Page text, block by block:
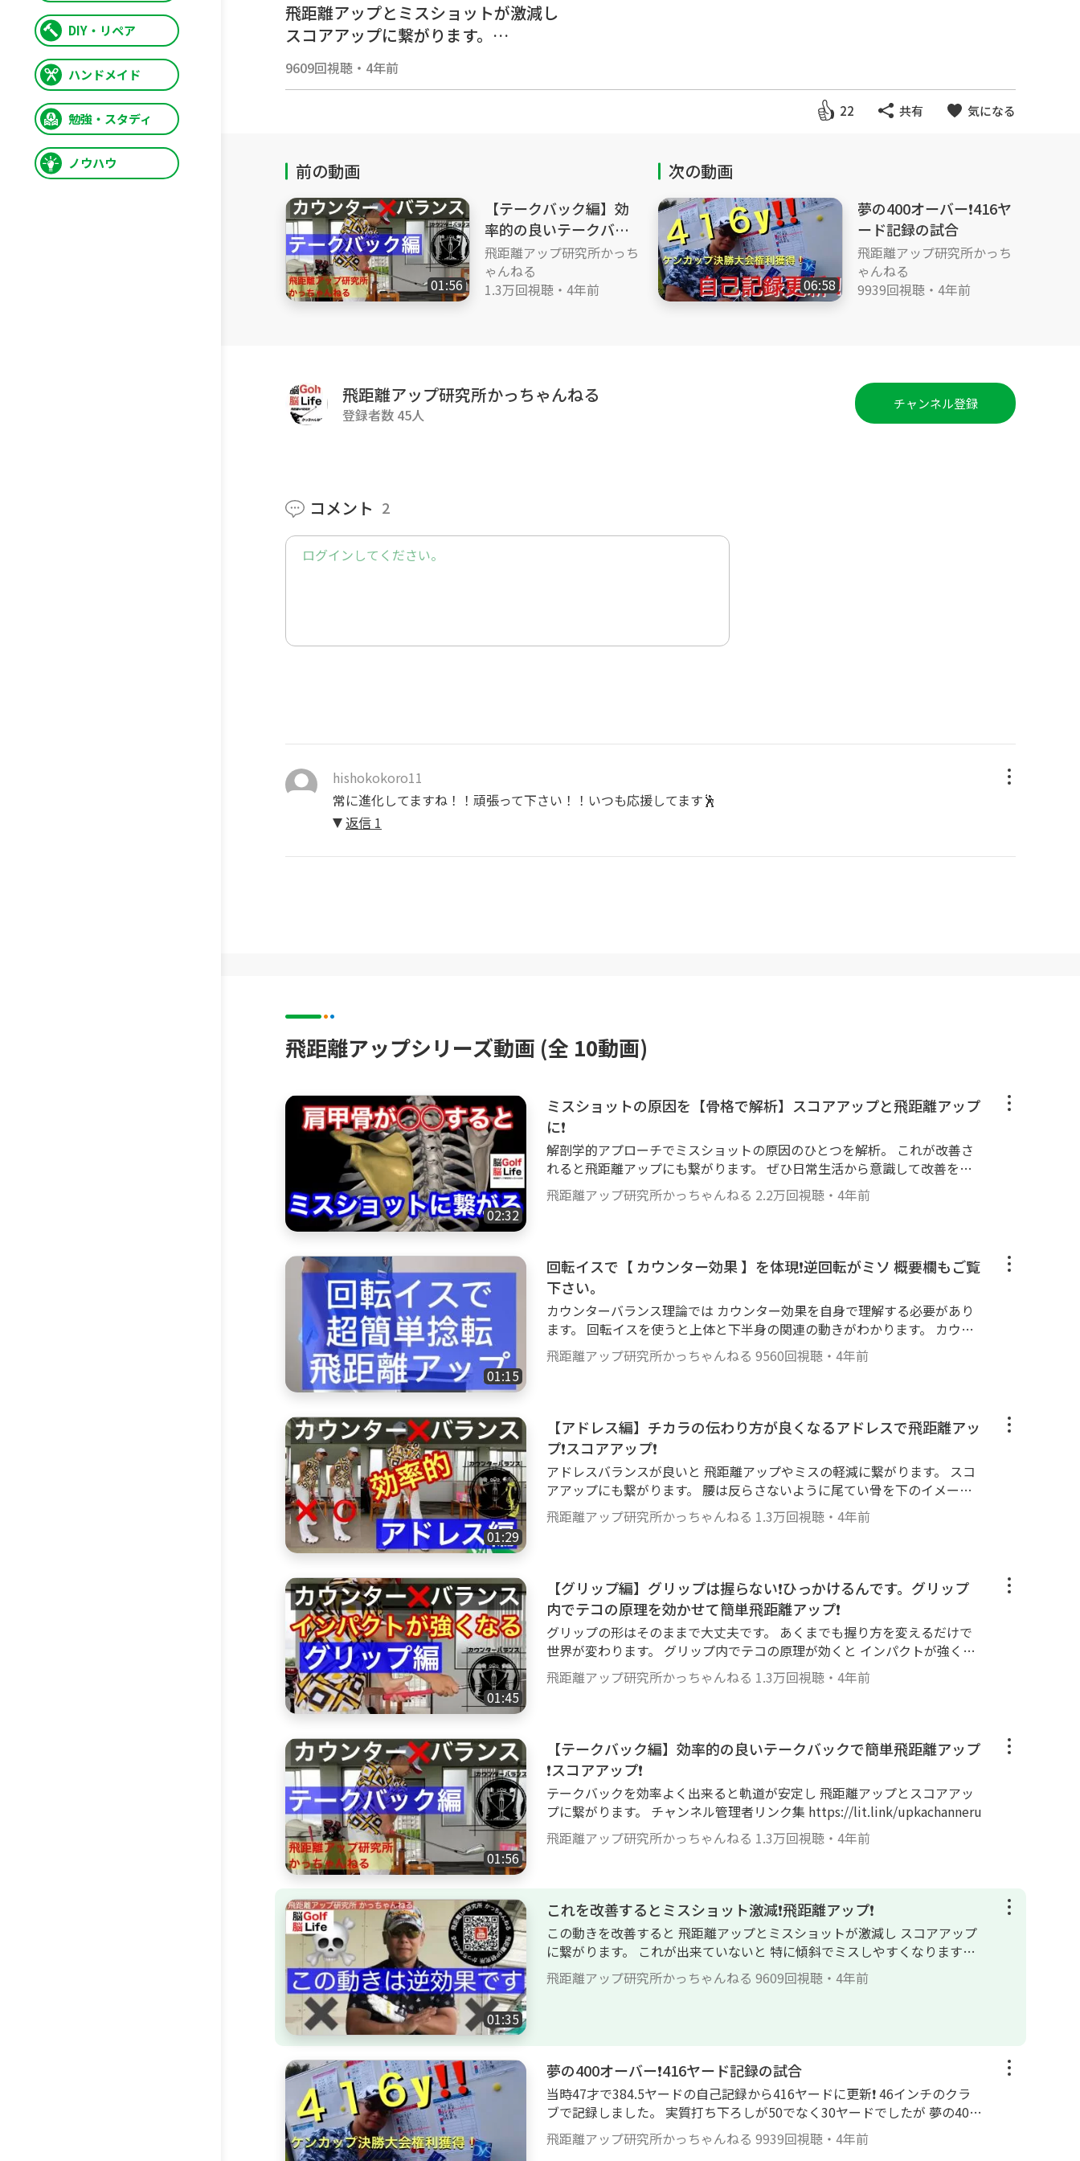
DIY・リペア
ハンドメイド
勉強・スタディ
ノウハウ
飛距離アップとミスショットが激減し
スコアアップに繋がります。
これが出来ていないと
特に傾斜でミスしやすくなります。
9609回視聴 ・ 4年前
22 共有 気になる
前の動画
01:56
【テークバック編】効
率的の良いテークバッ
クで簡単飛距離アップ❗️
スコアアップ❗️
飛距離アップ研究所かっち
ゃんねる
1.3万回視聴 ・ 4年前
次の動画
06:58
夢の400オーバー❗️416ヤ
ード記録の試合
飛距離アップ研究所かっち
ゃんねる
9939回視聴・ 4年前
飛距離アップ研究所かっちゃんねる
登録者数 45人
チャンネル登録
コメント 2
ログインしてください。
hishokokoro11
常に進化してますね！！頑張って下さい！！いつも応援してます🕺
返信 1
飛距離アップシリーズ動画 (全 10動画)
02:32
ミスショットの原因を【骨格で解析】スコアアップと飛距離アップ
に❗️
解剖学的アプローチでミスショットの原因のひとつを解析。 これが改善さ
れると飛距離アップにも繋がります。 ぜひ日常生活から意識して改善を心
がけください。 名プレーヤーは皆そうなっています。 姿勢が変わるとメン
タルも変わりますよ^ - ^ チャンネル管理者リンク集 https://lit.link/upkach
飛距離アップ研究所かっちゃんねる 2.2万回視聴 ・ 4年前
01:15
回転イスで【 カウンター効果 】を体現❗️逆回転がミソ 概要欄もご覧
下さい。
カウンターバランス理論では カウンター効果を自身で理解する必要があり
ます。 回転イスを使うと上体と下半身の関連の動きがわかります。 カウン
ターバランスを効かせると 飛距離アップと方向性アップに繋がります。 身
体の固い方はテークバック時は 左膝が右サイドに流れるのはアリだと思い
リンク集 https://lit.link/upkachanneru
飛距離アップ研究所かっちゃんねる 9560回視聴 ・ 4年前
01:29
【アドレス編】チカラの伝わり方が良くなるアドレスで飛距離アッ
プ❗️スコアアップ❗️
アドレスバランスが良いと 飛距離アップやミスの軽減に繋がります。 スコ
アアップにも繋がります。 腰は反らさないように尾てい骨を下のイメージ
ですが 下過ぎるのもよくありません。 腰を突き出すのも逆効果です。 あく
までもアドレス時のイメージです。 切り替えしではお尻は突き出すイメー
アドレスすると 電車の揺れもフラつきにくくなります。 チャンネル管理者
リンク集 https://lit.link/upkachanneru
飛距離アップ研究所かっちゃんねる 1.3万回視聴 ・ 4年前
01:45
【グリップ編】グリップは握らない❗️ひっかけるんです。グリップ
内でテコの原理を効かせて簡単飛距離アップ❗️
グリップの形はそのままで大丈夫です。 あくまでも握り方を変えるだけで
世界が変わります。 グリップ内でテコの原理が効くと インパクトが強くな
るので 今までより軽く振っても飛距離は伸びてしまうのです。 形をキープ
したまま脱力するのがミソ。 強く握って練習するとゴルフ肘になりやすく
点もあります。 右手は引き寄せるのではなくひっかけるイメージ。 本にも
わかりやすく詳細を説明しています。 チャンネル管理者リンク集 https://li
t.link/upkachanneru
飛距離アップ研究所かっちゃんねる 1.3万回視聴 ・ 4年前
01:56
【テークバック編】効率的の良いテークバックで簡単飛距離アップ
❗️スコアアップ❗️
テークバックを効率よく出来ると軌道が安定し 飛距離アップとスコアアッ
プに繋がります。 チャンネル管理者リンク集 https://lit.link/upkachanneru
飛距離アップ研究所かっちゃんねる 1.3万回視聴 ・ 4年前
01:35
これを改善するとミスショット激減❗️飛距離アップ❗️
この動きを改善すると 飛距離アップとミスショットが激減し スコアアップ
に繋がります。 これが出来ていないと 特に傾斜でミスしやすくなります。
チャンネル管理者リンク集 https://lit.link/upkachanneru
飛距離アップ研究所かっちゃんねる 9609回視聴 ・ 4年前
夢の400オーバー❗️416ヤード記録の試合
当時47才で384.5ヤードの自己記録から416ヤードに更新❗️ 46インチのクラ
ブで記録しました。 実質打ち下ろしが50でなく30ヤードでしたが 夢の400
オーバー達成でした。 2018/10/8 福岡セヴンヒルズゴルフ倶楽部にて ４１
６y自己記録更新のビッグドライブ‼️ ４００オーバーはひとつの目標でし
飛距離アップ研究所かっちゃんねる 9939回視聴 ・ 4年前